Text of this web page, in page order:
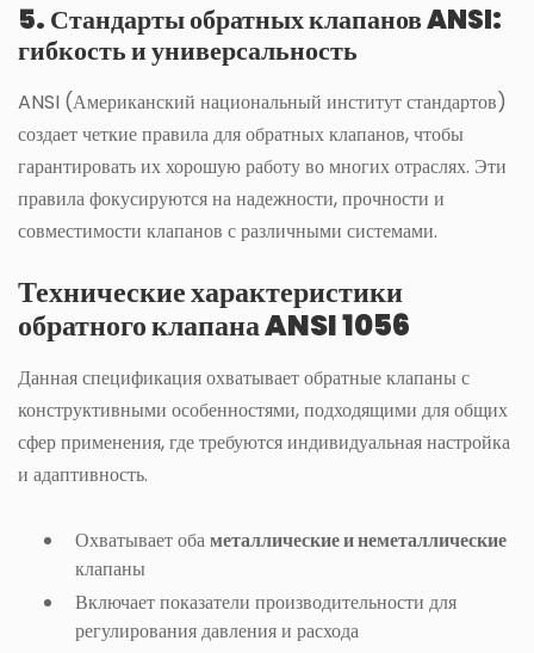
5. Стандарты обратных клапанов ANSI:
гибкость и универсальность
ANSI (Американский национальный институт стандартов)
создает четкие правила для обратных клапанов, чтобы
гарантировать их хорошую работу во многих отраслях. Эти
правила фокусируются на надежности, прочности и
совместимости клапанов с различными системами.
Технические характеристики
обратного клапана ANSI 1056
Данная спецификация охватывает обратные клапаны с
конструктивными особенностями, подходящими для общих
сфер применения, где требуются индивидуальная настройка
и адаптивность.
Охватывает обаметаллические и неметаллические
клапаны
Включает показатели производительности для
регулирования давления и расхода